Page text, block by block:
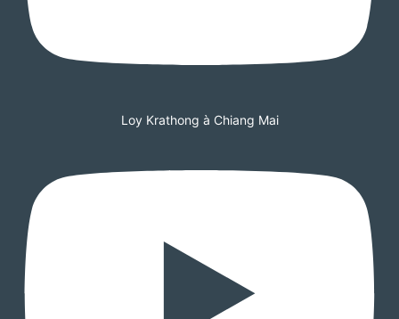
Loy Krathong à Chiang Mai